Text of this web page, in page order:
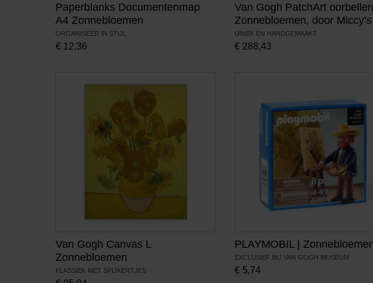
Paperblanks Documentenmap
A4 Zonnebloemen
ORGANISEER IN STIJL
€ 12,36
Van Gogh PatchArt oorbellen
Zonnebloemen, door Miccy’s
UNIEK EN HANDGEMAAKT
€ 288,43
Van Gogh Canvas L
Zonnebloemen
KLASSIEK MET SPIJKERTJES
PLAYMOBIL |
EXCLUSIEF BIJ VAN GOGH MUSEUM
€ 5,74